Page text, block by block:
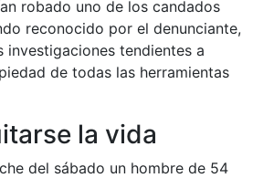
robado uno de los candados
reconocido por el denunciante,
investigaciones tendientes a
de todas las herramientas
la vida
del sábado un hombre de 54